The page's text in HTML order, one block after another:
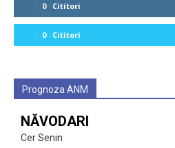
0 Cititori
0 Cititori
Prognoza ANM
NĂVODARI
Cer Senin